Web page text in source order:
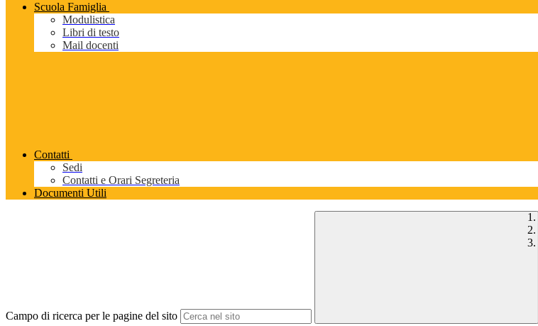
Scuola Famiglia
Modulistica
Libri di testo
Mail docenti
Contatti
Sedi
Contatti e Orari Segreteria
Documenti Utili
Campo di ricerca per le pagine del sito